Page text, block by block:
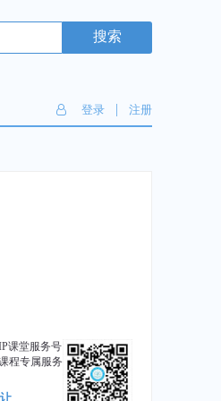
搜索
登录 注册
课堂服务号
程专属服务